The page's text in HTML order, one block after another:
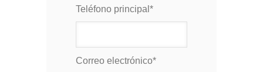
Teléfono principal *
Correo electrónico*